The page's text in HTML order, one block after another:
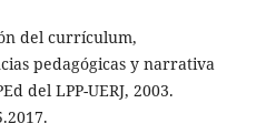
del currículum,
pedagógicas y narrativa
del LPP-UERJ, 2003.